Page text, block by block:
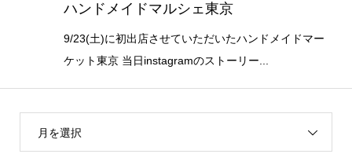
ハンドメイドマルシェ東京
9/23(土)に初出店させていただいたハンドメイドマー
ケット東京 当日instagramのストーリー...
月を選択